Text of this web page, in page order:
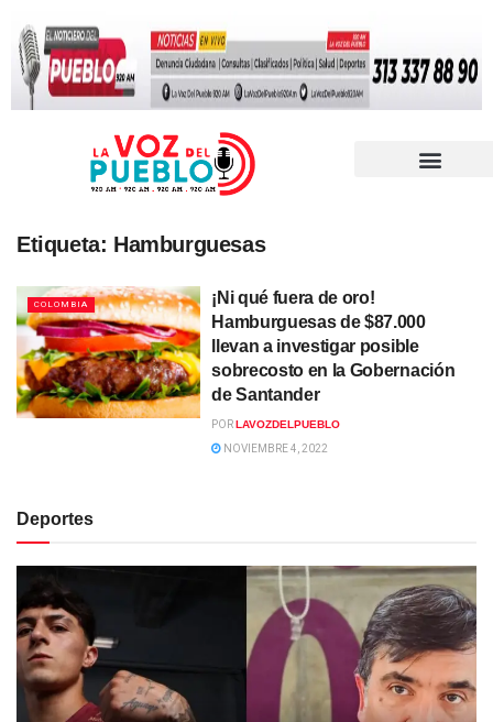
Etiqueta: Hamburguesas
COLOMBIA
¡Ni qué fuera de oro!
Hamburguesas de $87.000
llevan a investigar posible
sobrecosto en la Gobernación
de Santander
PORLAVOZDELPUEBLO
NOVIEMBRE 4, 2022
Deportes